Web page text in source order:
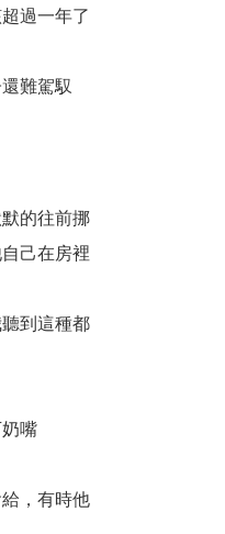
過一年了
難駕馭
的往前挪
己在房裡
到這種都
嘴
，有時他